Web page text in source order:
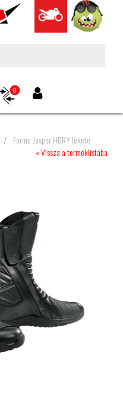
0
/ Forma Jasper HDRY fekete
« Vissza a terméklistába